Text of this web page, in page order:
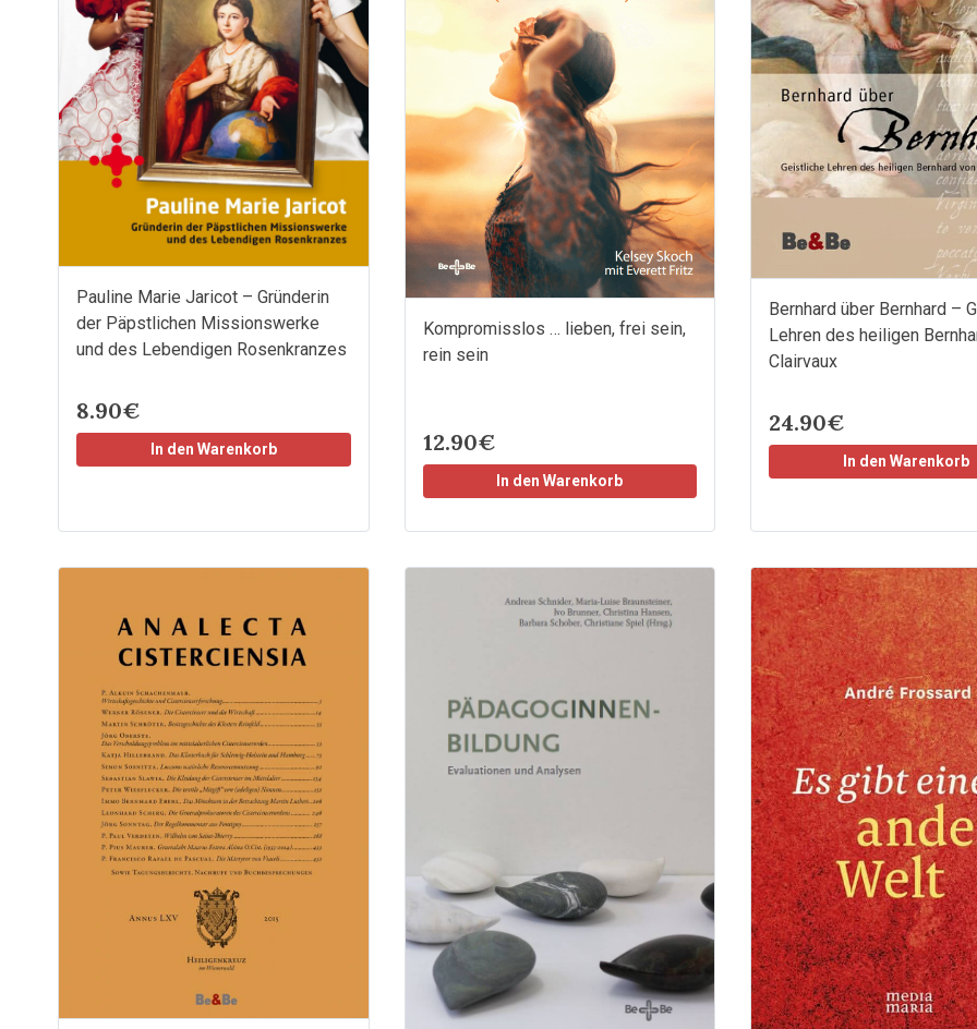
Pauline Marie Jaricot – Gründerin
der Päpstlichen Missionswerke
und des Lebendigen Rosenkranzes
8.90€
In den Warenkorb
Kompromisslos … lieben, frei sein,
rein sein
12.90€
In den Warenkorb
Bernhard über Bernhard –
Lehren des heiligen
Clairvaux
24.90€
In den Warenkorb